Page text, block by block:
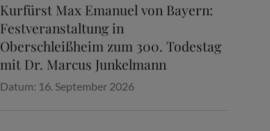
Kurfürst Max Emanuel von Bayern:
Festveranstaltung in
Oberschleißheim zum 300. Todestag
mit Dr. Marcus Junkelmann
Datum: 16. September 2026